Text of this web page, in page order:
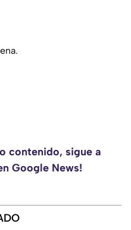
contenido, sigue a
Google News!